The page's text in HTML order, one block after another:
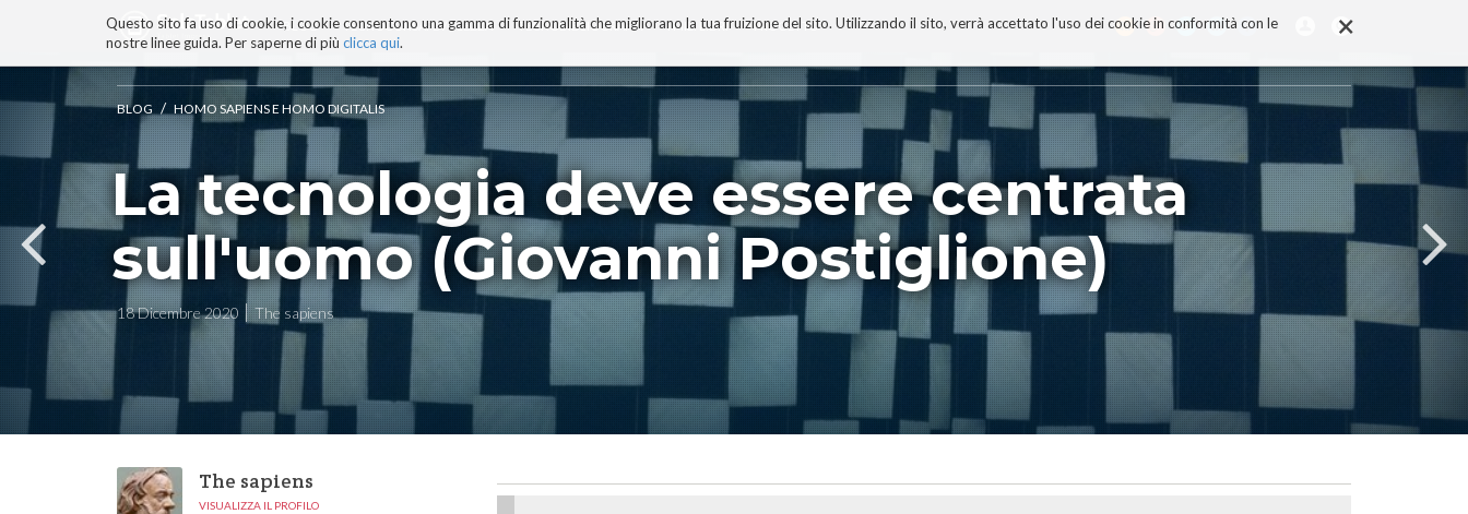
×
Questo sito fa uso di cookie, i cookie consentono una gamma di funzionalità che migliorano la tua fruizione del sito. Utilizzando il sito, verrà accettato l'uso dei cookie in conformità con le
nostre linee guida. Per saperne di più clicca qui.
BLOG TECNOCONSAPEVOLEZZA TECNOBIBLIOGRAFIA I MIEI LIBRI PROGETTO
ai
contenuti.
Salta
alla
navigazione
BLOG / HOMO SAPIENS E HOMO DIGITALIS
La tecnologia deve essere centrata
sull'uomo (Giovanni Postiglione)
18 Dicembre 2020 The sapiens
The sapiens
VISUALIZZA IL PROFILO